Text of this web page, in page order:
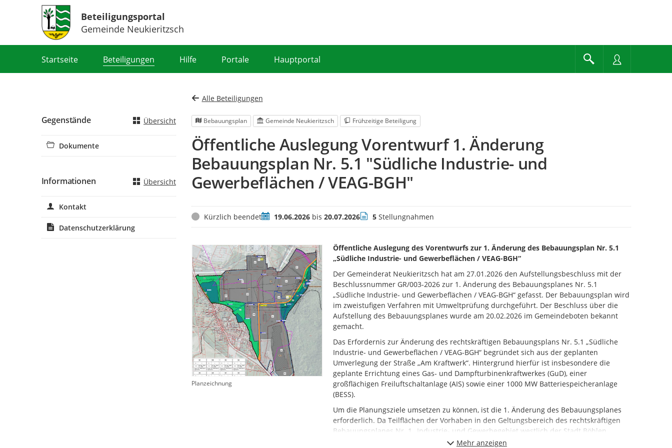
Beteiligungsportal
Gemeinde Neukieritzsch
Startseite Beteiligungen Hilfe Portale Hauptportal
Alle Beteiligungen
Bebauungsplan Gemeinde Neukieritzsch Frühzeitige Beteiligung
Öffentliche Auslegung Vorentwurf 1. Änderung
Bebauungsplan Nr. 5.1 "Südliche Industrie- und
Gewerbeflächen / VEAG-BGH"
StatusKürzlich beendetZeitraum
19.06.2026bis 20.07.2026Stellungnahmen
5Stellungnahmen
Planzeichnung
Öffentliche Auslegung des Vorentwurfs zur 1. Änderung des Bebauungsplan Nr. 5.1
„Südliche Industrie- und Gewerbeflächen / VEAG-BGH“
Der Gemeinderat Neukieritzsch hat am 27.01.2026 den Aufstellungsbeschluss mit der
Beschlussnummer GR/003-2026 zur 1. Änderung des Bebauungsplanes Nr. 5.1
„Südliche Industrie- und Gewerbeflächen / VEAG-BGH“ gefasst. Der Bebauungsplan wird
im zweistufigen Verfahren mit Umweltprüfung durchgeführt. Der Beschluss über die
Aufstellung des Bebauungsplanes wurde am 20.02.2026 im Gemeindeboten bekannt
gemacht.
Das Erfordernis zur Änderung des rechtskräftigen Bebauungsplans Nr. 5.1 „Südliche
Industrie- und Gewerbeflächen / VEAG-BGH“ begründet sich aus der geplanten
Umverlegung der Straße „Am Kraftwerk“. Hintergrund hierfür ist insbesondere die
geplante Errichtung eines Gas- und Dampfturbinenkraftwerkes (GuD), einer
großflächigen Freiluftschaltanlage (AIS) sowie einer 1000 MW Batteriespeicheranlage
(BESS).
Um die Planungsziele umsetzen zu können, ist die 1. Änderung des Bebauungsplanes
erforderlich. Da Teilflächen der Vorhaben in den Geltungsbereich des rechtskräftigen
Bebauungsplanes Nr. 1 „Industrie- und Gewerbegebiet westlich der Stadt Böhlen
entlang der Bahntrasse Leipzig-Altenburg“ hineinragen, werden die berührten
Mehr anzeigen
Gegenstände Übersicht
Dokumente
Informationen Übersicht
Kontakt
Datenschutzerklärung